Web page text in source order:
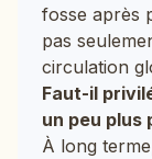
fosse après
pas
circulation
Faut-il
un peu plus
À long